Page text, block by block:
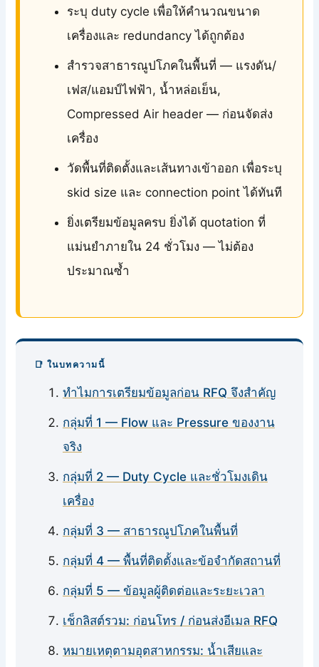
ระบุ duty cycle เพื่อให้คำนวณขนาด
เครื่องและ redundancy ได้ถูกต้อง
สำรวจสาธารณูปโภคในพื้นที่ — แรงดัน/
เฟส/แอมป์ไฟฟ้า, น้ำหล่อเย็น,
Compressed Air header — ก่อนจัดส่ง
เครื่อง
วัดพื้นที่ติดตั้งและเส้นทางเข้าออก เพื่อระบุ
skid size และ connection point ได้ทันที
ยิ่งเตรียมข้อมูลครบ ยิ่งได้ quotation ที่
แม่นยำภายใน 24 ชั่วโมง — ไม่ต้อง
ประมาณซ้ำ
📑 ในบทความนี้
ทำไมการเตรียมข้อมูลก่อน RFQ จึงสำคัญ
กลุ่มที่ 1 — Flow และ Pressure ของงาน
จริง
กลุ่มที่ 2 — Duty Cycle และชั่วโมงเดิน
เครื่อง
กลุ่มที่ 3 — สาธารณูปโภคในพื้นที่
กลุ่มที่ 4 — พื้นที่ติดตั้งและข้อจำกัดสถานที่
กลุ่มที่ 5 — ข้อมูลผู้ติดต่อและระยะเวลา
เช็กลิสต์รวม: ก่อนโทร / ก่อนส่งอีเมล RFQ
หมายเหตุตามอุตสาหกรรม: น้ำเสียและ